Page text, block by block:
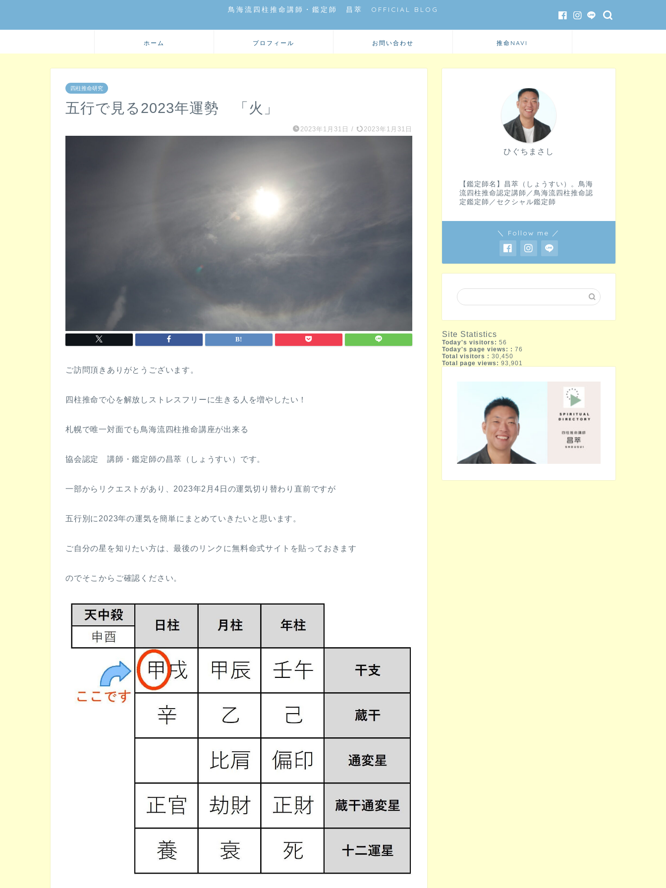
鳥海流四柱推命講師・鑑定師 昌萃 OFFICIAL BLOG
ホーム プロフィール お問い合わせ 推命NAVI
四柱推命研究
五行で見る2023年運勢 「火」
2023年1月31日 / 2023年1月31日
ご訪問頂きありがとうございます。
四柱推命で心を解放しストレスフリーに生きる人を増やしたい！
札幌で唯一対面でも鳥海流四柱推命講座が出来る
協会認定 講師・鑑定師の昌萃（しょうすい）です。
一部からリクエストがあり、2023年2月4日の運気切り替わり直前ですが
五行別に2023年の運気を簡単にまとめていきたいと思います。
ご自分の星を知りたい方は、最後のリンクに無料命式サイトを貼っておきます
のでそこからご確認ください。
ひぐちまさし
【鑑定師名】昌萃（しょうすい）。鳥海
流四柱推命認定講師／鳥海流四柱推命認
定鑑定師／セクシャル鑑定師
＼ Follow me ／
Site Statistics
Today's visitors: 56
Today's page views: : 76
Total visitors : 30,450
Total page views: 93,901